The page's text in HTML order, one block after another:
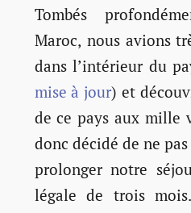
Tombés
Maroc, nous avions
dans l’intérieur du
mise à jour) et
de ce pays aux mille
donc décidé de ne
prolonger notre
légale de trois